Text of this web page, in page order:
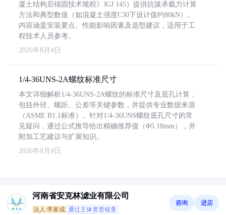
凝土结构后锚固技术规程》JGJ 145）提供抗拔承载力计算
方法和典型数值（如混凝土强度C30下设计值约80kN）。
内容涵盖安装要点、性能影响因素及选型建议，适用于工
程技术人员参考。
2026年8月4日
1/4-36UNS-2A螺纹标准尺寸
本文详细解析1/4-36UNS-2A螺纹的标准尺寸及底孔计算，
包括外径、螺距、公差等关键参数，并提供专业数据来源
（ASME B1.1标准）。针对1/4-36UNS螺纹底孔尺寸的常
见疑问，通过公式推导给出精确推荐值（Φ5.18mm），并
附加工艺建议与扩展知识。
2026年8月4日
河南省安克林滤业有限公司
法人:李家成 通过主体资质核查
咨询 进店